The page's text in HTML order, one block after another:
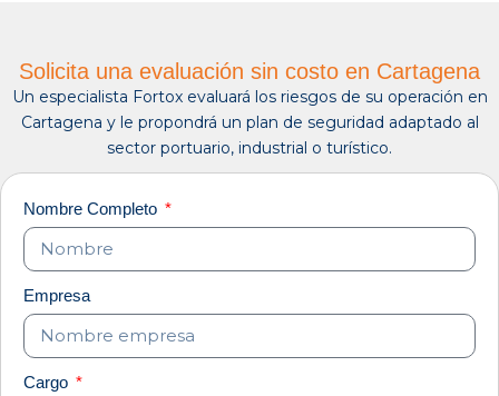
Solicita una evaluación sin costo en Cartagena
Un especialista Fortox evaluará los riesgos de su operación en
Cartagena y le propondrá un plan de seguridad adaptado al
sector portuario, industrial o turístico.
Nombre Completo
Empresa
Cargo